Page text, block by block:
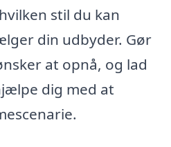
stil du kan
din udbyder. Gør
at opnå, og lad
dig med at